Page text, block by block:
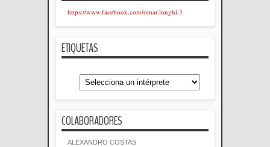
https://www.facebook.com/omar.longhi.3
ETIQUETAS
COLABORADORES
ALEXANDRO COSTAS